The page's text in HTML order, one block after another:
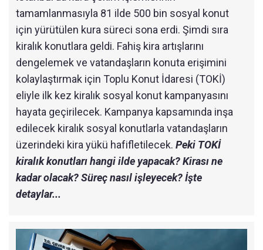
tamamlanmasıyla 81 ilde 500 bin sosyal konut
için yürütülen kura süreci sona erdi. Şimdi sıra
kiralık konutlara geldi. Fahiş kira artışlarını
dengelemek ve vatandaşların konuta erişimini
kolaylaştırmak için Toplu Konut İdaresi (TOKİ)
eliyle ilk kez kiralık sosyal konut kampanyasını
hayata geçirilecek. Kampanya kapsamında inşa
edilecek kiralık sosyal konutlarla vatandaşların
üzerindeki kira yükü hafifletilecek. Peki TOKİ
kiralık konutları hangi ilde yapacak? Kirası ne
kadar olacak? Süreç nasıl işleyecek? İşte
detaylar...